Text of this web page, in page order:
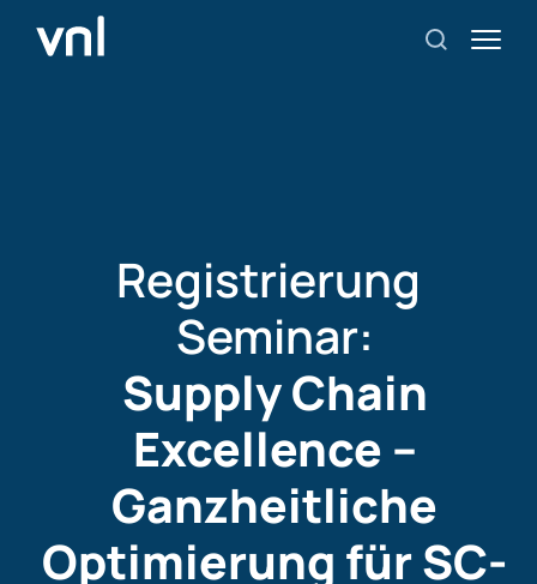
Registrierung
Seminar:
Supply Chain
Excellence –
Ganzheitliche
Optimierung für SC-